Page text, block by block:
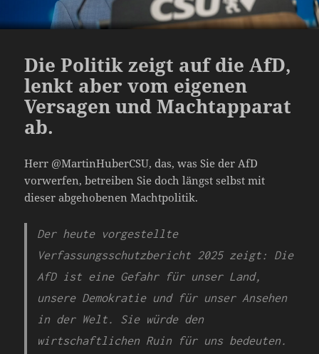
Die Politik zeigt auf die AfD,
lenkt aber vom eigenen
Versagen und Machtapparat
ab.
Herr @MartinHuberCSU, das, was Sie der AfD
vorwerfen, betreiben Sie doch längst selbst mit
dieser abgehobenen Machtpolitik.
Der heute vorgestellte
Verfassungsschutzbericht 2025 zeigt: Die
AfD ist eine Gefahr für unser Land,
unsere Demokratie und für unser Ansehen
in der Welt. Sie würde den
wirtschaftlichen Ruin für uns bedeuten.